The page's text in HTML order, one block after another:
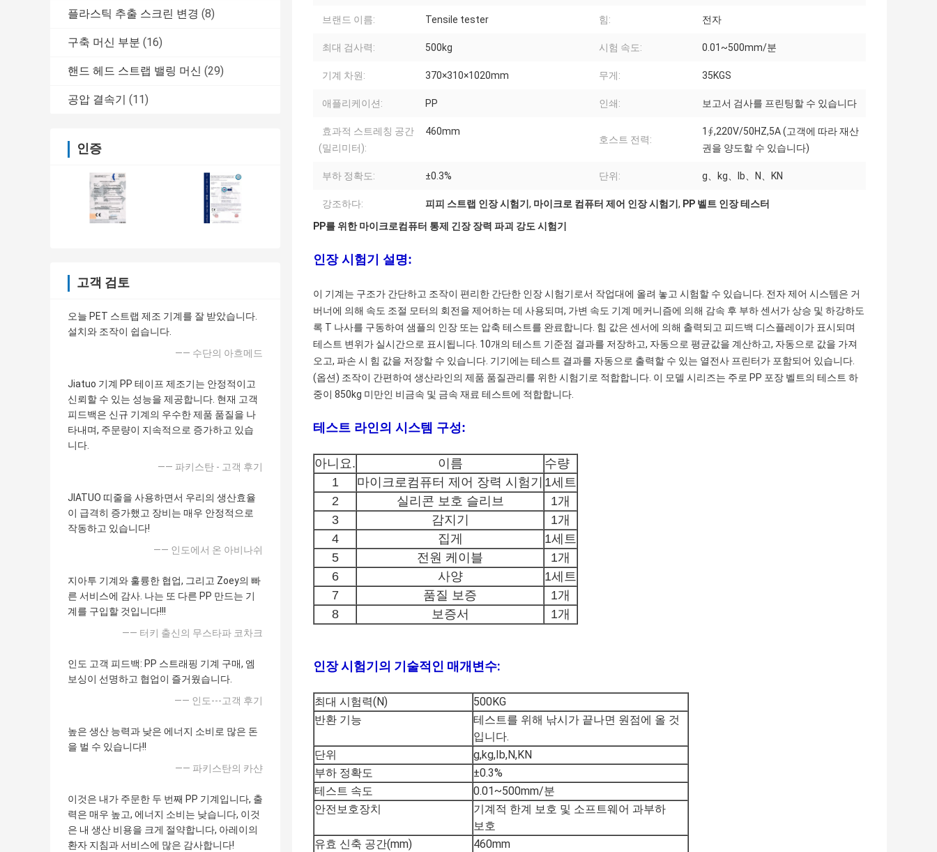
플라스틱 추출 스크린 변경 (8)
구축 머신 부분 (16)
핸드 헤드 스트랩 밸링 머신 (29)
공압 결속기 (11)
인증
고객 검토
오늘 PET 스트랩 제조 기계를 잘 받았습니다.
설치와 조작이 쉽습니다.
—— 수단의 아흐메드
Jiatuo 기계 PP 테이프 제조기는 안정적이고
신뢰할 수 있는 성능을 제공합니다. 현재 고객
피드백은 신규 기계의 우수한 제품 품질을 나
타내며, 주문량이 지속적으로 증가하고 있습
니다.
—— 파키스탄 - 고객 후기
JIATUO 띠줄을 사용하면서 우리의 생산효율
이 급격히 증가했고 장비는 매우 안정적으로
작동하고 있습니다!
—— 인도에서 온 아비나쉬
지아투 기계와 훌륭한 협업, 그리고 Zoey의 빠
른 서비스에 감사. 나는 또 다른 PP 만드는 기
계를 구입할 것입니다!!!
—— 터키 출신의 무스타파 코차크
인도 고객 피드백: PP 스트래핑 기계 구매, 엠
보싱이 선명하고 협업이 즐거웠습니다.
—— 인도---고객 후기
높은 생산 능력과 낮은 에너지 소비로 많은 돈
을 벌 수 있습니다!!
—— 파키스탄의 카샨
이것은 내가 주문한 두 번째 PP 기계입니다, 출
력은 매우 높고, 에너지 소비는 낮습니다, 이것
은 내 생산 비용을 크게 절약합니다, 아레이의
환자 지침과 서비스에 많은 감사합니다!
브랜드 이름: Tensile tester 힘: 전자
최대 검사력: 500kg 시험 속도: 0.01~500mm/분
기계 차원: 370×310×1020mm 무게: 35KGS
애플리케이션: PP 인쇄: 보고서 검사를 프린팅할 수 있습니다
효과적 스트레칭 공간
(밀리미터):
460mm
호스트 전력:
1∮,220V/50HZ,5A (고객에 따라 재산
권을 양도할 수 있습니다)
부하 정확도: ±0.3% 단위: g、kg、Ib、N、KN
강조하다: 피피 스트랩 인장 시험기 , 마이크로 컴퓨터 제어 인장 시험기 , PP 벨트 인장 테스터
PP를 위한 마이크로컴퓨터 통제 긴장 장력 파괴 강도 시험기
인장 시험기 설명:
이 기계는 구조가 간단하고 조작이 편리한 간단한 인장 시험기로서 작업대에 올려 놓고 시험할 수 있습니다. 전자 제어 시스템은 거
버너에 의해 속도 조절 모터의 회전을 제어하는 ​​데 사용되며, 가변 속도 기계 메커니즘에 의해 감속 후 부하 센서가 상승 및 하강하도
록 T 나사를 구동하여 샘플의 인장 또는 압축 테스트를 완료합니다. 힘 값은 센서에 의해 출력되고 피드백 디스플레이가 표시되며
테스트 변위가 실시간으로 표시됩니다. 10개의 테스트 기준점 결과를 저장하고, 자동으로 평균값을 계산하고, 자동으로 값을 가져
오고, 파손 시 힘 값을 저장할 수 있습니다. 기기에는 테스트 결과를 자동으로 출력할 수 있는 열전사 프린터가 포함되어 있습니다.
(옵션) 조작이 간편하여 생산라인의 제품 품질관리를 위한 시험기로 적합합니다. 이 모델 시리즈는 주로 PP 포장 벨트의 테스트 하
중이 850kg 미만인 비금속 및 금속 재료 테스트에 적합합니다.
테스트 라인의 시스템 구성:
아니요. 이름
수량
1
마이크로컴퓨터 제어 장력 시험기 1세트
2
실리콘 보호 슬리브
1개
3
감지기
1개
4
집게
1세트
5
전원 케이블
1개
6
사양
1세트
7
품질 보증
1개
8
보증서 1개
인장 시험기의 기술적인 매개변수:
최대 시험력(N)
500KG
반환 기능
테스트를 위해 낚시가 끝나면 원점에 올 것
입니다.
단위
g,kg,Ib,N,KN
부하 정확도
±0.3%
테스트 속도
0.01~500mm/분
안전보호장치
기계적 한계 보호 및 소프트웨어 과부하
보호
유효 신축 공간(mm)
460mm